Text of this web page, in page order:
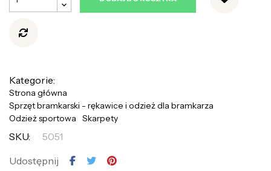
Kategorie:
Strona główna
Sprzęt bramkarski - rękawice i odzież dla bramkarza
Odzież sportowa
Skarpety
SKU:
5051
Udostępnij